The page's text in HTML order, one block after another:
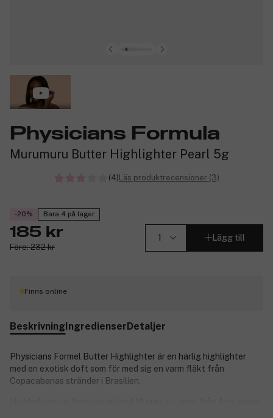
Physicians Formula
Murumuru Butter Highlighter Pearl 5g
(4) Läs produktrecensioner (3)
-20% Bara 4 på lager
185 kr
Före: 232 kr
Lägg till
Finns online
BeskrivningIngredienserDetaljer
Physicians Formel Butter Highlighter är en härlig highlighter
med en exotisk doft som för med sig en varm fläkt från
Copacabanas stränder i Brasilien.